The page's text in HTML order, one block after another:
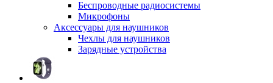
Беспроводные радиосистемы
Микрофоны
Аксессуары для наушников
Чехлы для наушников
Зарядные устройства